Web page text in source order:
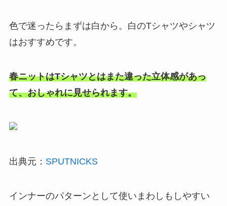
色で迷ったらまずは白から。白のTシャツやシャツ
はおすすめです。
春ニットはTシャツとはまた違った立体感があっ
て、おしゃれに見せられます。
出典元： SPUTNICKS
インナーのパターンとして使いまわしもしやすい